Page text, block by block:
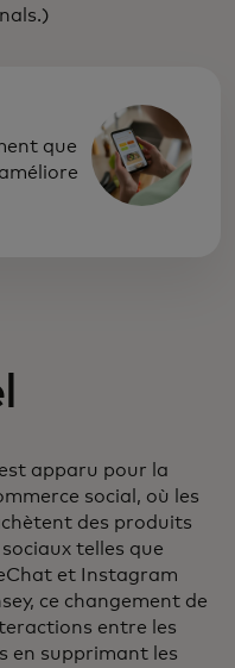
que
apparu pour la
social, où les
des produits
telles que
et Instagram
ce changement de
entre les
en supprimant les